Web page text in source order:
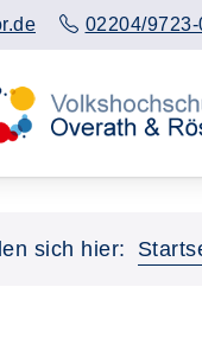
02204/9723-
sich hier: